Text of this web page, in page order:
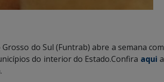
do Sul (Funtrab) abre a semana com
do interior do Estado.Confira aqui a